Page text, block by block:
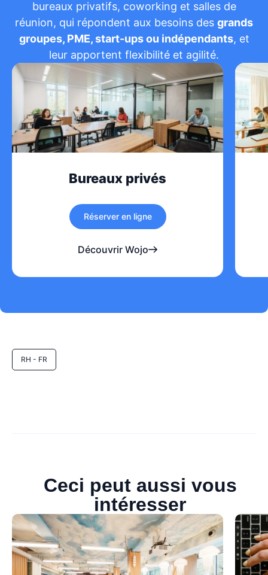
bureaux privatifs, coworking et salles de
réunion, qui répondent aux besoins des grands
groupes, PME, start-ups ou indépendants, et
leur apportent flexibilité et agilité.
Bureaux privés
Réserver en ligne
Découvrir Wojo
RH - FR
Ceci peut aussi vous
intéresser